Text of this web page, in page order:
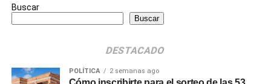
Buscar
Buscar
DESTACADO
POLÍTICA 2 semanas ago